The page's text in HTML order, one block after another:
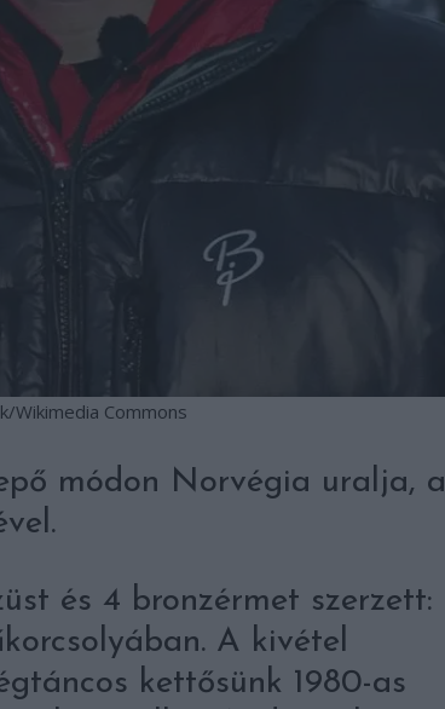
Wikimedia Commons
módon Norvégia uralja, a
és 4 bronzérmet szerzett:
A kivétel
kettősünk 1980-as